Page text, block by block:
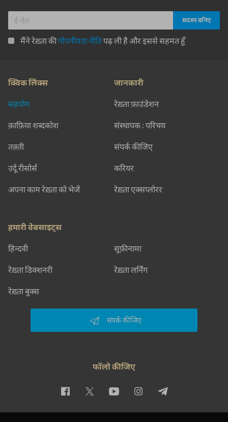
मैंने रेख़्ता कीगोपनीयता नीतिपढ़ ली है और इससे सहमत हूँ
क्विक लिंक्स
सहयोग
क़ाफ़िया शब्दकोश
तक़्ती
उर्दू रीसोर्स
अपना काम रेख़्ता को भेजें
जानकारी
रेख़्ता फ़ाउंडेशन
संस्थापक : परिचय
संपर्क कीजिए
करियर
रेख़्ता एक्सप्लोरर
हमारी वेबसाइट्स
हिन्दवी सूफ़ीनामा
रेख़्ता डिक्शनरी रेख़्ता लर्निंग
रेख़्ता बुक्स
संपर्क कीजिए
फॉलो कीजिए